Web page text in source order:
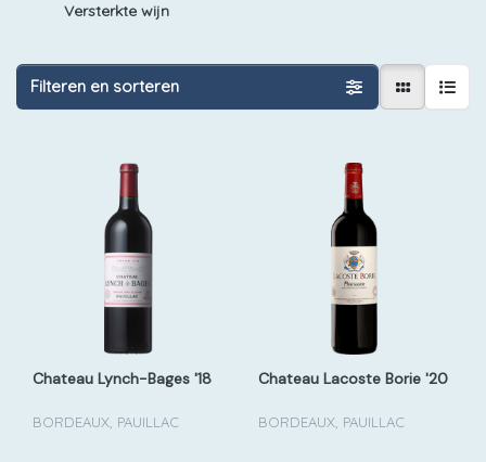
Versterkte wijn
Filteren en sorteren
Chateau Lynch-Bages '18
BORDEAUX, PAUILLAC
Chateau Lacoste Borie '20
BORDEAUX, PAUILLAC